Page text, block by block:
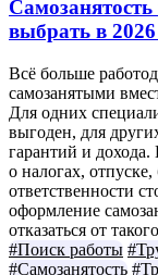
выбрать в
Всё больше
самозанятыми
Для одних
выгоден, для
гарантий и дохода.
о налогах,
ответственности
оформление
отказаться от
#Поиск работы
#Самозанятость